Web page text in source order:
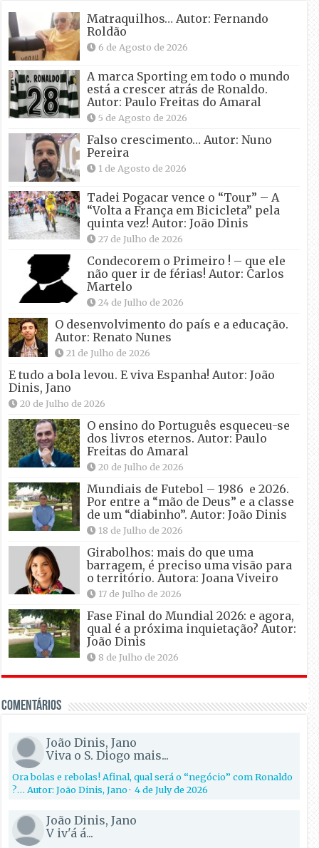
Matraquilhos… Autor: Fernando
Roldão
6 de Agosto de 2026
A marca Sporting em todo o mundo
está a crescer atrás de Ronaldo.
Autor: Paulo Freitas do Amaral
5 de Agosto de 2026
Falso crescimento… Autor: Nuno
Pereira
1 de Agosto de 2026
Tadei Pogacar vence o “Tour” – A
“Volta a França em Bicicleta” pela
quinta vez! Autor: João Dinis
27 de Julho de 2026
Condecorem o Primeiro ! – que ele
não quer ir de férias! Autor: Carlos
Martelo
24 de Julho de 2026
O desenvolvimento do país e a educação.
Autor: Renato Nunes
21 de Julho de 2026
E tudo a bola levou. E viva Espanha! Autor: João
Dinis, Jano
20 de Julho de 2026
O ensino do Português esqueceu-se
dos livros eternos. Autor: Paulo
Freitas do Amaral
20 de Julho de 2026
Mundiais de Futebol – 1986 e 2026.
Por entre a “mão de Deus” e a classe
de um “diabinho”. Autor: João Dinis
18 de Julho de 2026
Girabolhos: mais do que uma
barragem, é preciso uma visão para
o território. Autora: Joana Viveiro
17 de Julho de 2026
Fase Final do Mundial 2026: e agora,
qual é a próxima inquietação? Autor:
João Dinis
8 de Julho de 2026
Comentários
João Dinis, Jano
Viva o S. Diogo mais...
Ora bolas e rebolas! Afinal, qual será o “negócio” com Ronaldo
?… Autor: João Dinis, Jano·4 de July de 2026
João Dinis, Jano
V iv'á á...